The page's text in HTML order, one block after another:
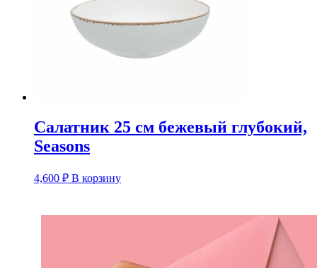
Салатник 25 см бежевый глубокий,
Seasons
4,600 ₽ В корзину